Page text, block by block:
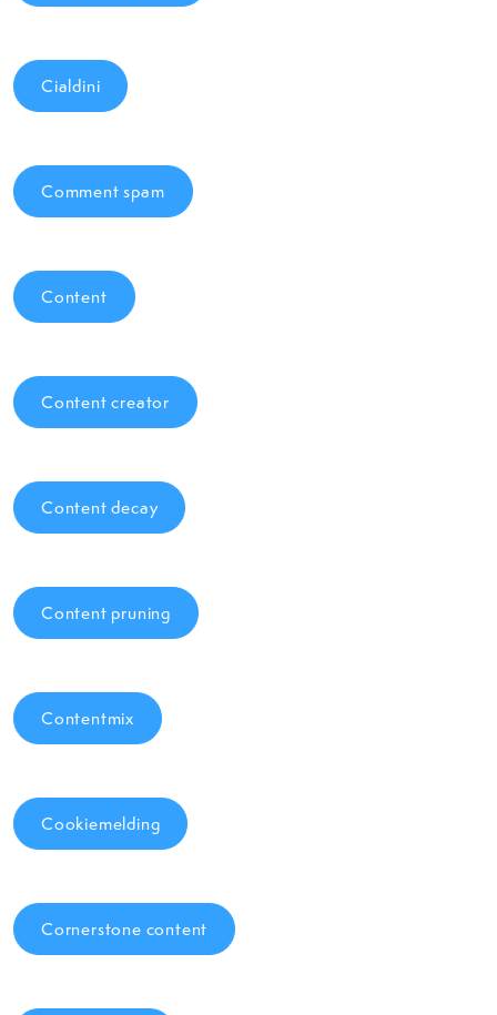
Cialdini
Comment spam
Content
Content creator
Content decay
Content pruning
Contentmix
Cookiemelding
Cornerstone content